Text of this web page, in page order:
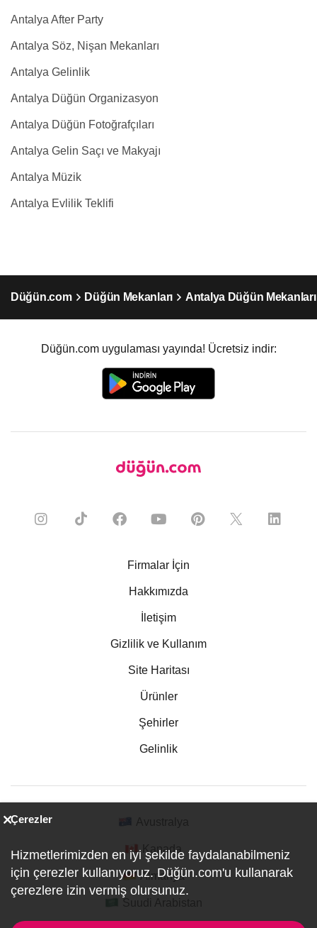
Antalya After Party
Antalya Söz, Nişan Mekanları
Antalya Gelinlik
Antalya Düğün Organizasyon
Antalya Düğün Fotoğrafçıları
Antalya Gelin Saçı ve Makyajı
Antalya Müzik
Antalya Evlilik Teklifi
Düğün.com Düğün Mekanları Antalya Düğün Mekanları
Düğün.com uygulaması yayında! Ücretsiz indir:
Firmalar İçin
Hakkımızda
İletişim
Gizlilik ve Kullanım
Site Haritası
Ürünler
Şehirler
Gelinlik
Kanada
Almanya
Çerezler
Hizmetlerimizden en iyi şekilde faydalanabilmeniz
için çerezler kullanıyoruz. Düğün.com'u kullanarak
çerezlere izin vermiş olursunuz.